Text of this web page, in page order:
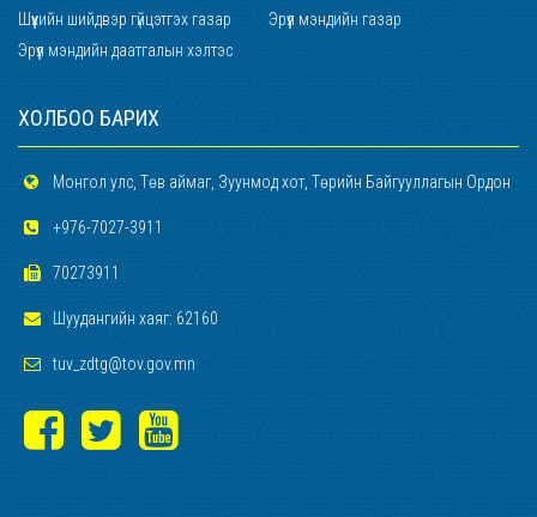
Шүүхийн шийдвэр гүйцэтгэх газар
Эрүүл мэндийн газар
Эрүүл мэндийн даатгалын хэлтэс
ХОЛБОО БАРИХ
Монгол улс, Төв аймаг, Зуунмод хот, Төрийн Байгууллагын Ордон
+976-7027-3911
70273911
Шуудангийн хаяг: 62160
tuv_zdtg@tov.gov.mn